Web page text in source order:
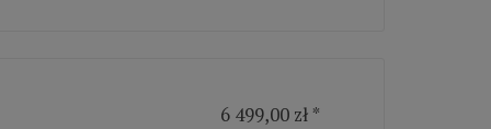
6 499,00 zł *